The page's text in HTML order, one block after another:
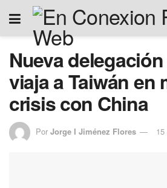
Nueva delegación
viaja a Taiwán en
crisis con China
Por Jorge I Jiménez Flores